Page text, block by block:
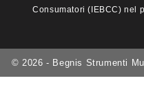
Consumatori (IEBCC) nel
© 2026 - Begnis Strumenti